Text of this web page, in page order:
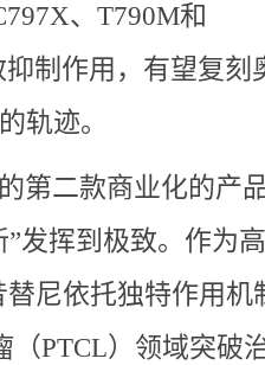
、T790M和
抑制作用，有望复刻
轨迹。
第二款商业化的产
发挥到极致。作为
尼依托独特作用机
（PTCL）领域突破